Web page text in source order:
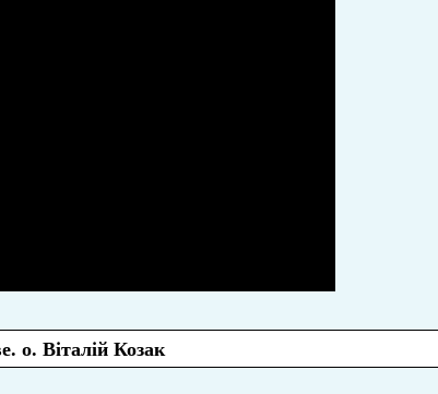
о. Віталій Козак